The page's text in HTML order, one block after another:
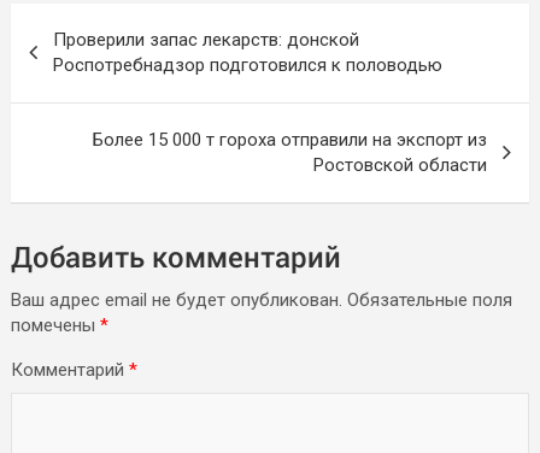
по
записям
Проверили запас лекарств: донской
Роспотребнадзор подготовился к половодью
Более 15 000 т гороха отправили на экспорт из
Ростовской области
Добавить комментарий
Ваш адрес email не будет опубликован. Обязательные поля
помечены *
Комментарий *